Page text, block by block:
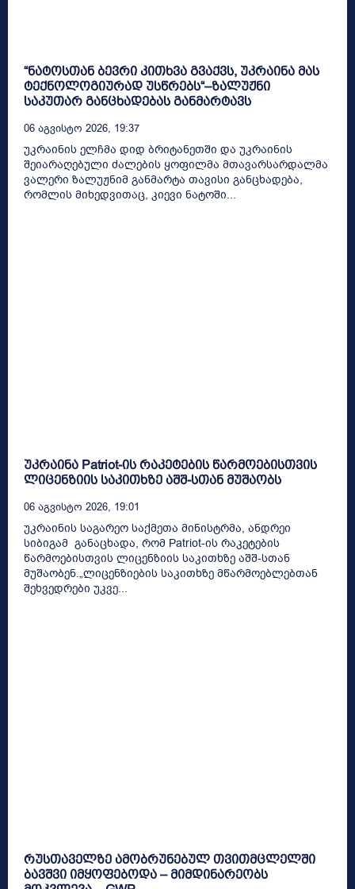
“ნატოსთან ბევრი კითხვა გვაქვს, უკრაინა მას
ტექნოლოგიურად უსწრებს“–ზალუჟნი
საკუთარ განცხადებას განმარტავს
06 Აგვისტო 2026, 19:37
უკრაინის ელჩმა დიდ ბრიტანეთში და უკრაინის
შეიარაღებული ძალების ყოფილმა მთავარსარდალმა
ვალერი ზალუჟნიმ განმარტა თავისი განცხადება,
რომლის მიხედვითაც, კიევი ნატოში...
უკრაინა Patriot-ის რაკეტების წარმოებისთვის
ლიცენზიის საკითხზე აშშ-სთან მუშაობს
06 Აგვისტო 2026, 19:01
უკრაინის საგარეო საქმეთა მინისტრმა, ანდრეი
სიბიგამ განაცხადა, რომ Patriot-ის რაკეტების
წარმოებისთვის ლიცენზიის საკითხზე აშშ-სთან
მუშაობენ.„ლიცენზიების საკითხზე მწარმოებლებთან
შეხვედრები უკვე...
რუსთაველზე ამობრუნებულ თვითმცლელში
ბავშვი იმყოფებოდა – მიმდინარეობს